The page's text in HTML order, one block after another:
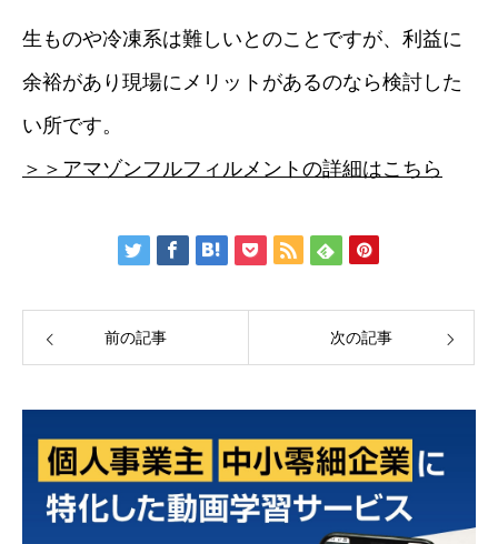
生ものや冷凍系は難しいとのことですが、利益に
余裕があり現場にメリットがあるのなら検討した
い所です。
＞＞アマゾンフルフィルメントの詳細はこちら
前の記事 次の記事